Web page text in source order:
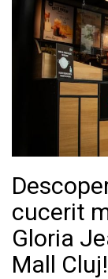
cucerit
Gloria
Mall Cluj!